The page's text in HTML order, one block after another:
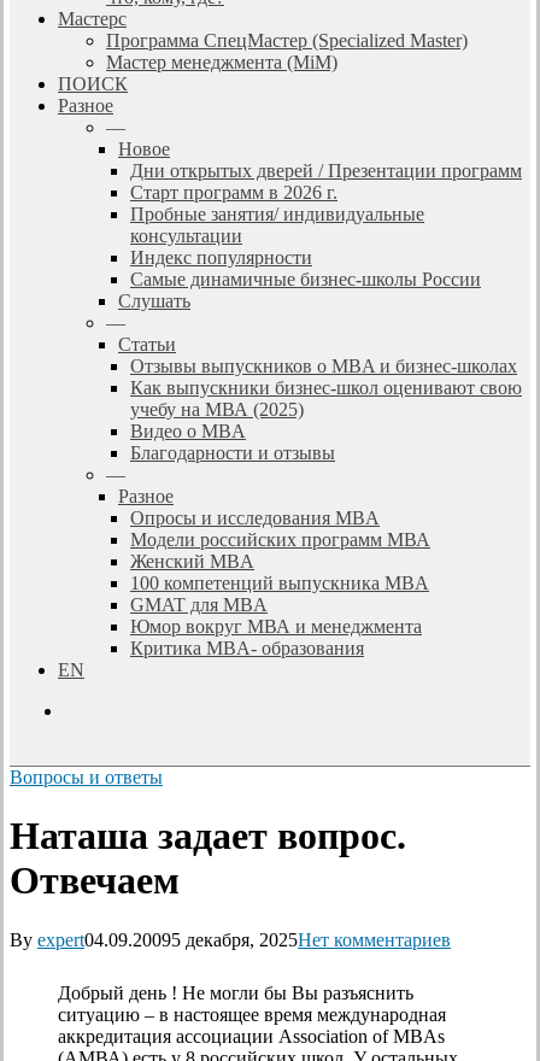
Мастерс
Программа СпецМастер (Specialized Master)
Мастер менеджмента (MiM)
ПОИСК
Разное
—
Новое
Дни открытых дверей / Презентации программ
Старт программ в 2026 г.
Пробные занятия/ индивидуальные
консультации
Индекс популярности
Самые динамичные бизнес-школы России
Слушать
—
Статьи
Отзывы выпускников о MBA и бизнес-школах
Как выпускники бизнес-школ оценивают свою
учебу на МВА (2025)
Видео о MBA
Благодарности и отзывы
—
Разное
Опросы и исследования MBA
Модели российских программ МВА
Женский MBA
100 компетенций выпускника MBA
GMAT для MBA
Юмор вокруг МВА и менеджмента
Критика MBA- образования
EN
Вопросы и ответы
Наташа задает вопрос.
Отвечаем
By expert04.09.20095 декабря, 2025Нет комментариев
Добрый день ! Не могли бы Вы разъяснить
ситуацию – в настоящее время международная
аккредитация ассоциации Association of MBAs